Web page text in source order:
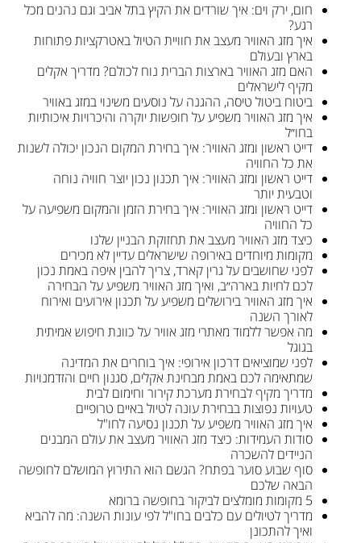
חום, ירק וים: איך שורדים את הקיץ בתל אביב וגם נהנים מכל
רגע?
איך מזג האוויר מעצב את חוויית הטיול באטרקציות פתוחות
בארץ ובעולם
האם מזג האוויר בארצות הברית נוח לכולם? מדריך אקלים
מקיף לישראלים
ביטוח ביטול טיסה, ההגנה על נוסעים משינוי במזג באוויר
איך מזג האוויר משפיע על חופשות יוקרה והיכרויות איכותיות
בחו״ל
דייט ראשון ומזג האוויר: איך בחירת המקום הנכון יכולה לשנות
את כל החוויה
דייט ראשון ומזג האוויר: איך תכנון נכון יוצר חוויה נוחה
וטבעית יותר
דייט ראשון ומזג האוויר: איך בחירת הזמן והמקום משפיעה על
כל החוויה
כיצד מזג האוויר מעצב את תחזוקת הבניין שלנו
מקומות מיוחדים באירופה שישראלים עדיין לא מכירים
לפני שחושבים על גרין קארד, צריך להבין איפה באמת נכון
לכם לחיות בארה״ב, ואיך מזג האוויר משפיע על הבחירה
איך מזג האוויר בירושלים משפיע על תכנון אירועים ואירוח
לאורך השנה
מה אפשר ללמוד מאתרי מזג אוויר על כוונת חיפוש אמיתית
בגוגל
לפני שמוציאים דרכון אירופי: איך בוחרים את המדינה
שמתאימה לכם באמת מבחינת אקלים, סגנון חיים והזדמנויות
מדריך מקיף לבחירת מערכת קירור וחימום לבית
טעויות נפוצות בבחירת עונה לטיול באיים טרופיים
איך מזג האוויר משפיע על תכנון נסיעה לחו"ל
סודות העמידות: כיצד מזג האוויר מעצב את עולם המבנים
הניידים להשכרה
סוף שבוע סוער בפתח? הגשם הוא התירוץ המושלם לחופשה
הבאה שלכם
5 מקומות מומלצים לביקור בחופשה ברומא
מדריך לטיולים עם כלבים בחו"ל לפי עונות השנה: מה להביא
ואיך להתכונן